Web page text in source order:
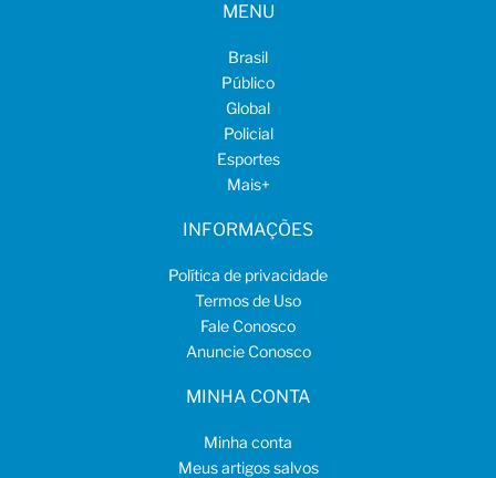
MENU
Brasil
Público
Global
Policial
Esportes
Mais+
INFORMAÇÕES
Política de privacidade
Termos de Uso
Fale Conosco
Anuncie Conosco
MINHA CONTA
Minha conta
Meus artigos salvos